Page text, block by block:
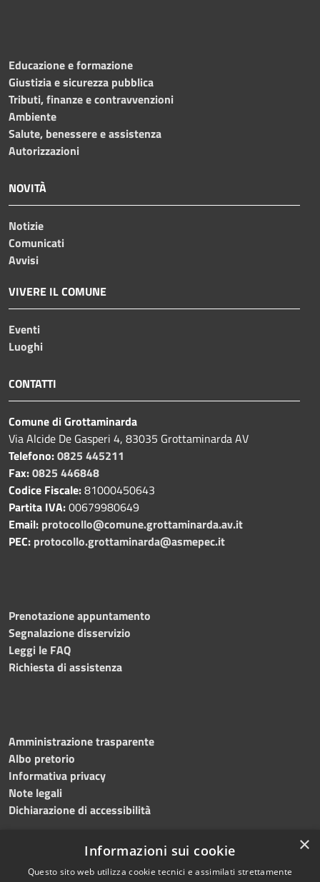
Educazione e formazione
Giustizia e sicurezza pubblica
Tributi, finanze e contravvenzioni
Ambiente
Salute, benessere e assistenza
Autorizzazioni
NOVITÀ
Notizie
Comunicati
Avvisi
VIVERE IL COMUNE
Eventi
Luoghi
CONTATTI
Comune di Grottaminarda
Via Alcide De Gasperi 4, 83035 Grottaminarda AV
Telefono:0825 445211
Fax:0825 446848
Codice Fiscale:81000450643
Partita IVA:00679980649
Email: protocollo@comune.grottaminarda.av.it
PEC: protocollo.grottaminarda@asmepec.it
Prenotazione appuntamento
Segnalazione disservizio
Leggi le FAQ
Richiesta di assistenza
Amministrazione trasparente
Albo pretorio
Informativa privacy
Note legali
Dichiarazione di accessibilità
RSS Copyright © 2024 •
×
Informazioni sui cookie
Questo sito web utilizza cookie tecnici e assimilati strettamente